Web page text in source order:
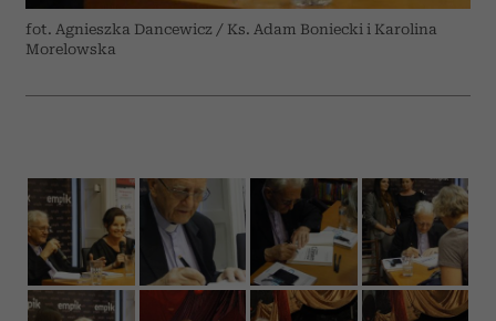
fot. Agnieszka Dancewicz / Ks. Adam Boniecki i Karolina
Morelowska